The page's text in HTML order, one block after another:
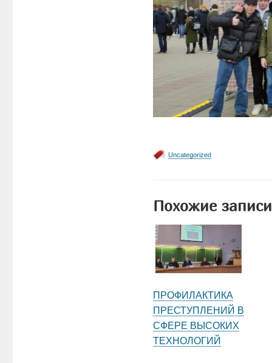
Uncategorized
Похожие записи
ПРОФИЛАКТИКА
ПРЕСТУПЛЕНИЙ В
СФЕРЕ ВЫСОКИХ
ТЕХНОЛОГИЙ